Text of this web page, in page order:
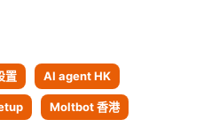
置 AI agent HK
Moltbot 香港